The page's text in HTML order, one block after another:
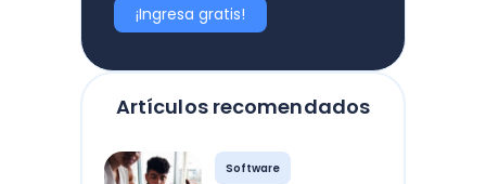
Artículos recomendados
Software
¡Ingresa gratis!